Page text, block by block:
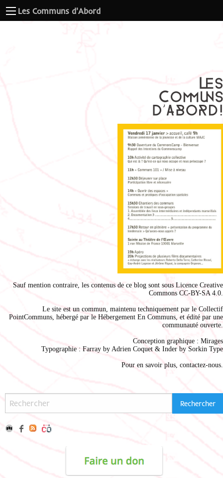
Les Communs d'Abord
Sauf mention contraire, les contenus de ce blog sont sous Licence Creative
Commons CC-BY-SA 4.0.
Le site est un commun, maintenu techniquement par le Collectif
PointCommuns, hébergé par le Hébergement En Communs, et édité par une
communauté ouverte.
Conception graphique : Mirages
Typographie : Farray by Adrien Coquet & Inder by Sorkin Type
Pour en savoir plus, contactez-nous.